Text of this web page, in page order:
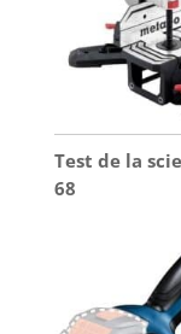
Test de la
68